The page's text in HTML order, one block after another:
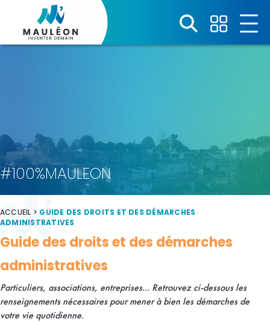
#100%MAULEON
ACCUEIL > GUIDE DES DROITS ET DES DÉMARCHES
ADMINISTRATIVES
Guide des droits et des démarches
administratives
Particuliers, associations, entreprises... Retrouvez ci-dessous les
renseignements nécessaires pour mener à bien les démarches de
votre vie quotidienne.
Panneau de gestion des cookies